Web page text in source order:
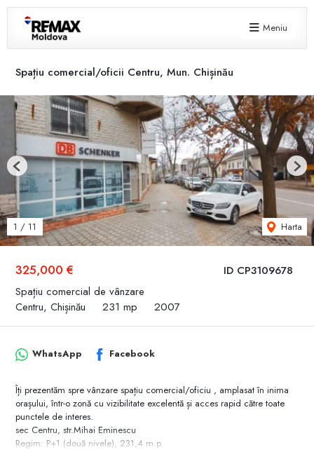
Meniu
Spațiu comercial/oficii Centru, Mun. Chișinău
ID CP3109678
325,000 €
Spațiu comercial de vânzare
Centru, Chișinău
231 mp 2007
1 / 11 Harta
Previous Next
WhatsApp Facebook
Îți prezentăm spre vânzare spațiu comercial/oficiu , amplasat în inima
orașului, într-o zonă cu vizibilitate excelentă și acces rapid către toate
punctele de interes.
sec Centru, str.Mihai Eminescu
Regim: P+1 (două nivele), 231,4 m.p